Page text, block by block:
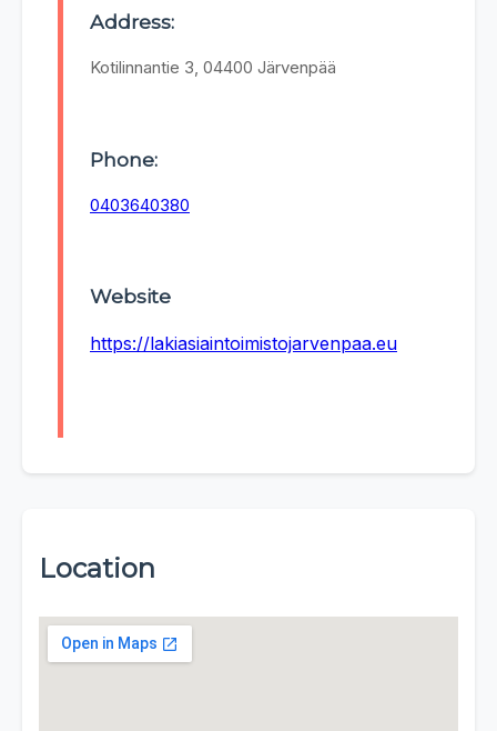
Address:
Kotilinnantie 3, 04400 Järvenpää
Phone:
0403640380
Website
https://lakiasiaintoimistojarvenpaa.eu
Location